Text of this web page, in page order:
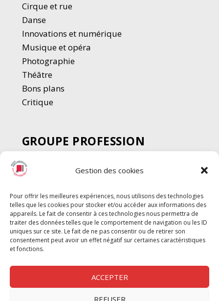
Gestion des cookies
Pour offrir les meilleures expériences, nous utilisons des technologies
telles que les cookies pour stocker et/ou accéder aux informations des
appareils. Le fait de consentir à ces technologies nous permettra de
traiter des données telles que le comportement de navigation ou les ID
uniques sur ce site. Le fait de ne pas consentir ou de retirer son
consentement peut avoir un effet négatif sur certaines caractéristiques
et fonctions.
ACCEPTER
REFUSER
Cirque et rue
Danse
Innovations et numérique
Musique et opéra
Photographie
Théâtre
Bons plans
Critique
GROUPE PROFESSION
SPECTACLE
Chèque Intermittents
Chèque Compta
Chèque Emploi Spectacle
G-Pods
Profession Audio-visuel